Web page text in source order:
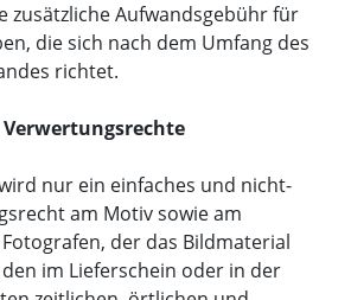
zusätzliche Aufwandsgebühr für
die sich nach dem Umfang des
richtet.
nur ein einfaches und nicht-
am Motiv sowie am
der das Bildmaterial
im Lieferschein oder in der